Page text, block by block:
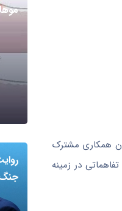
همکاری مشترک
در زمینه